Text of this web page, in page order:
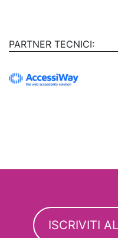
PARTNER TECNICI:
ISCRIVITI